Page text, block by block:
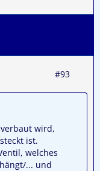
#93
wird,
ist.
welches
... und